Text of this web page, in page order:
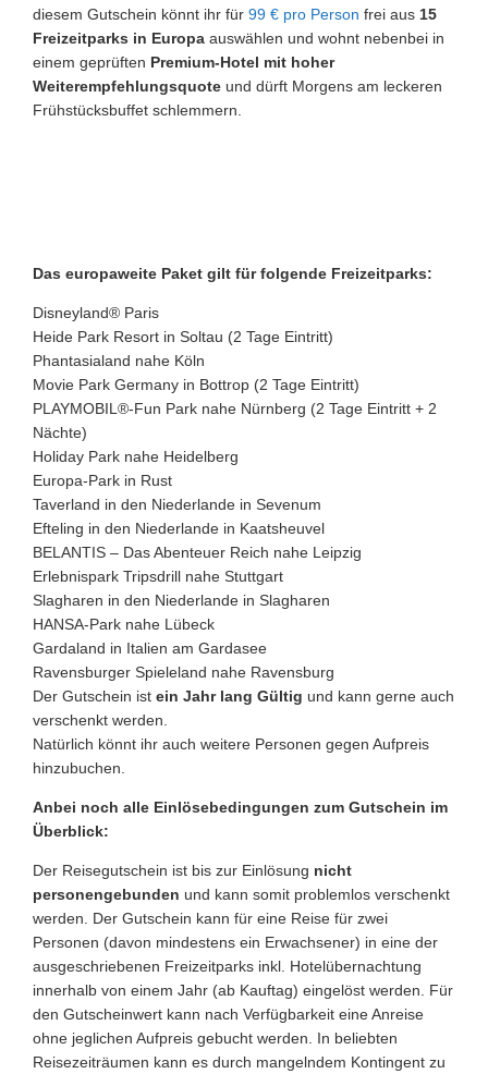
diesem Gutschein könnt ihr für 99 € pro Person frei aus 15
Freizeitparks in Europa auswählen und wohnt nebenbei in
einem geprüften Premium-Hotel mit hoher
Weiterempfehlungsquote und dürft Morgens am leckeren
Frühstücksbuffet schlemmern.
Das europaweite Paket gilt für folgende Freizeitparks:
Disneyland® Paris
Heide Park Resort in Soltau (2 Tage Eintritt)
Phantasialand nahe Köln
Movie Park Germany in Bottrop (2 Tage Eintritt)
PLAYMOBIL®-Fun Park nahe Nürnberg (2 Tage Eintritt + 2
Nächte)
Holiday Park nahe Heidelberg
Europa-Park in Rust
Taverland in den Niederlande in Sevenum
Efteling in den Niederlande in Kaatsheuvel
BELANTIS – Das Abenteuer Reich nahe Leipzig
Erlebnispark Tripsdrill nahe Stuttgart
Slagharen in den Niederlande in Slagharen
HANSA-Park nahe Lübeck
Gardaland in Italien am Gardasee
Ravensburger Spieleland nahe Ravensburg
Der Gutschein ist ein Jahr lang Gültig und kann gerne auch
verschenkt werden.
Natürlich könnt ihr auch weitere Personen gegen Aufpreis
hinzubuchen.
Anbei noch alle Einlösebedingungen zum Gutschein im
Überblick:
Der Reisegutschein ist bis zur Einlösung nicht
personengebunden und kann somit problemlos verschenkt
werden. Der Gutschein kann für eine Reise für zwei
Personen (davon mindestens ein Erwachsener) in eine der
ausgeschriebenen Freizeitparks inkl. Hotelübernachtung
innerhalb von einem Jahr (ab Kauftag) eingelöst werden. Für
den Gutscheinwert kann nach Verfügbarkeit eine Anreise
ohne jeglichen Aufpreis gebucht werden. In beliebten
Reisezeiträumen kann es durch mangelndem Kontingent zu